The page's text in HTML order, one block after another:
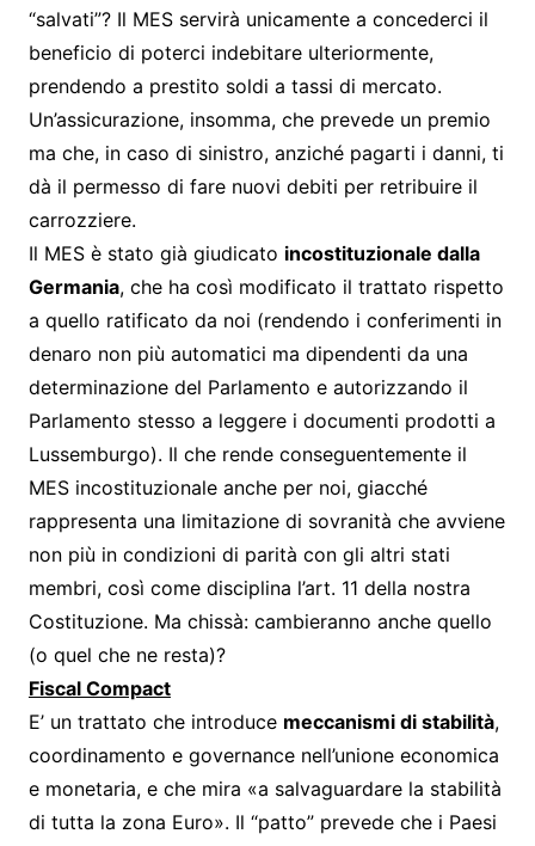
“salvati”? Il MES servirà unicamente a concederci il
beneficio di poterci indebitare ulteriormente,
prendendo a prestito soldi a tassi di mercato.
Un’assicurazione, insomma, che prevede un premio
ma che, in caso di sinistro, anziché pagarti i danni, ti
dà il permesso di fare nuovi debiti per retribuire il
carrozziere.
Il MES è stato già giudicato incostituzionale dalla
Germania, che ha così modificato il trattato rispetto
a quello ratificato da noi (rendendo i conferimenti in
denaro non più automatici ma dipendenti da una
determinazione del Parlamento e autorizzando il
Parlamento stesso a leggere i documenti prodotti a
Lussemburgo). Il che rende conseguentemente il
MES incostituzionale anche per noi, giacché
rappresenta una limitazione di sovranità che avviene
non più in condizioni di parità con gli altri stati
membri, così come disciplina l’art. 11 della nostra
Costituzione. Ma chissà: cambieranno anche quello
(o quel che ne resta)?
Fiscal Compact
E’ un trattato che introduce meccanismi di stabilità,
coordinamento e governance nell’unione economica
e monetaria, e che mira «a salvaguardare la stabilità
di tutta la zona Euro». Il “patto” prevede che i Paesi